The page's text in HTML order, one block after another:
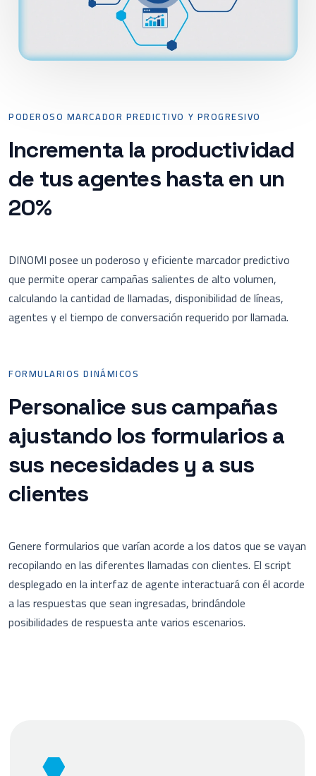
PODEROSO MARCADOR PREDICTIVO Y PROGRESIVO
Incrementa la productividad
de tus agentes hasta en un
20%
DINOMI posee un poderoso y eficiente marcador predictivo
que permite operar campañas salientes de alto volumen,
calculando la cantidad de llamadas, disponibilidad de líneas,
agentes y el tiempo de conversación requerido por llamada.
FORMULARIOS DINÁMICOS
Personalice sus campañas
ajustando los formularios a
sus necesidades y a sus
clientes
Genere formularios que varían acorde a los datos que se vayan
recopilando en las diferentes llamadas con clientes. El script
desplegado en la interfaz de agente interactuará con él acorde
a las respuestas que sean ingresadas, brindándole
posibilidades de respuesta ante varios escenarios.